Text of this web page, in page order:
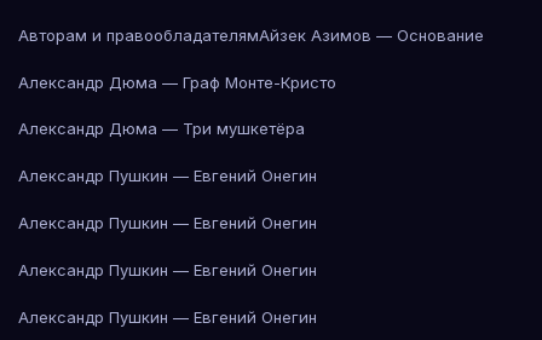
Авторам и правообладателямАйзек Азимов — Основание
Александр Дюма — Граф Монте-Кристо
Александр Дюма — Три мушкетёра
Александр Пушкин — Евгений Онегин
Александр Пушкин — Евгений Онегин
Александр Пушкин — Евгений Онегин
Александр Пушкин — Евгений Онегин